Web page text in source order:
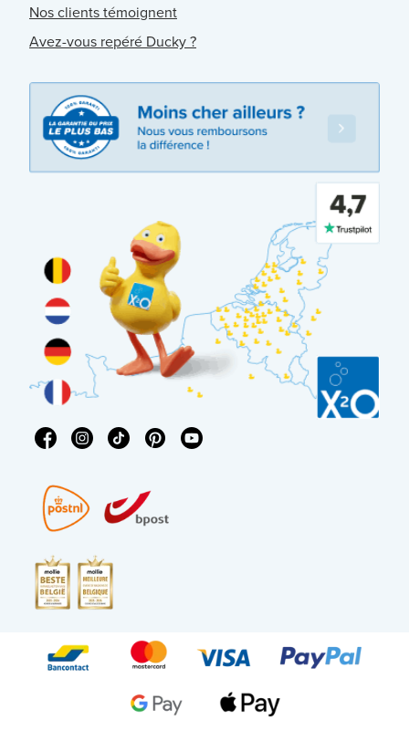
Nos clients témoignent
Avez-vous repéré Ducky ?